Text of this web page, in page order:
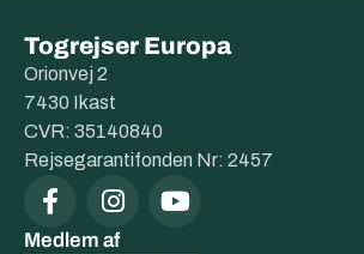
Togrejser Europa
Orionvej 2
7430 Ikast
CVR: 35140840
Rejsegarantifonden Nr: 2457
Medlem af